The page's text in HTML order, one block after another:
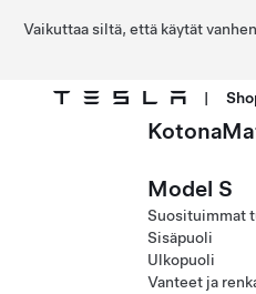
Vaikuttaa siltä, että käytät
|
Kotona
Model S
Suosituimmat
Sisäpuoli
Ulkopuoli
Vanteet ja